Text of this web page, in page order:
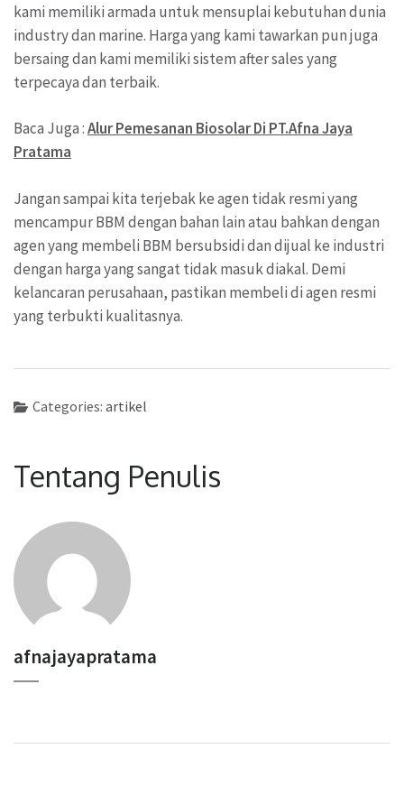
kami memiliki armada untuk mensuplai kebutuhan dunia
industry dan marine. Harga yang kami tawarkan pun juga
bersaing dan kami memiliki sistem after sales yang
terpecaya dan terbaik.
Baca Juga :Alur Pemesanan Biosolar Di PT.Afna Jaya
Pratama
Jangan sampai kita terjebak ke agen tidak resmi yang
mencampur BBM dengan bahan lain atau bahkan dengan
agen yang membeli BBM bersubsidi dan dijual ke industri
dengan harga yang sangat tidak masuk diakal. Demi
kelancaran perusahaan, pastikan membeli di agen resmi
yang terbukti kualitasnya.
Categories: artikel
Tentang Penulis
afnajayapratama